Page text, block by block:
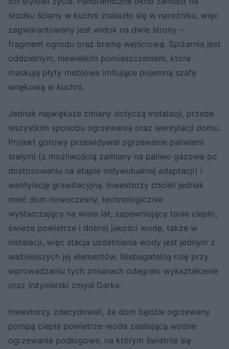
środku ściany w kuchni znalazło się w narożniku, więc
zagwarantowany jest widok na dwie strony –
fragment ogrodu oraz bramę wejściową. Spiżarnia jest
oddzielnym, niewielkim pomieszczeniem, które
maskują płyty meblowe imitujące pojemną szafę
wnękową w kuchni.
Jednak największe zmiany dotyczą instalacji, przede
wszystkim sposobu ogrzewania oraz wentylacji domu.
Projekt gotowy przewidywał ogrzewanie paliwami
stałymi (z możliwością zamiany na paliwo gazowe po
dostosowaniu na etapie indywidualnej adaptacji) i
wentylację grawitacyjną. Inwestorzy chcieli jednak
mieć dom nowoczesny, technologicznie
wystarczający na wiele lat, zapewniający tanie ciepło,
świeże powietrze i dobrej jakości wodę, także w
instalacji, więc stacja uzdatniania wody jest jednym z
ważniejszych jej elementów. Niebagatelną rolę przy
wprowadzaniu tych zmianach odegrało wykształcenie
oraz inżynierski zmysł Darka.
Inwestorzy zdecydowali, że dom będzie ogrzewany
pompą ciepła powietrze-woda zasilającą wodne
ogrzewanie podłogowe, na którym świetnie się